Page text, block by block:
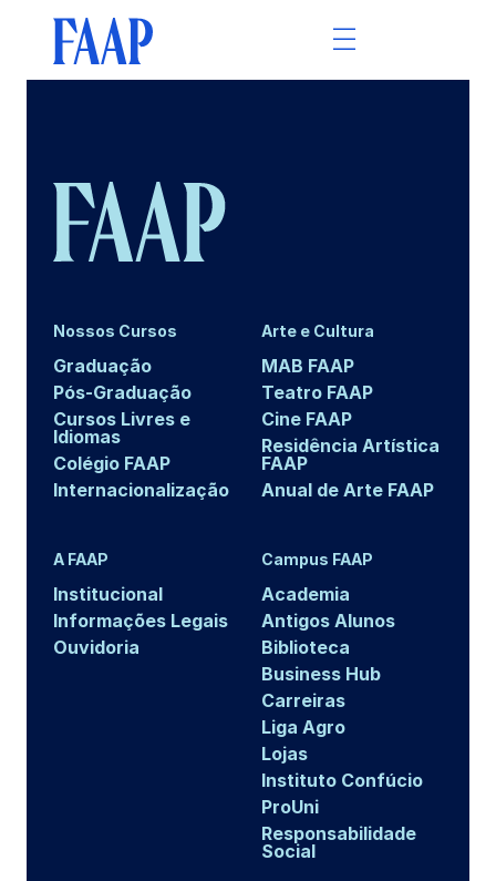
Nossos Cursos
Graduação
Pós-Graduação
Cursos Livres e
Idiomas
Colégio FAAP
Internacionalização
Arte e Cultura
MAB FAAP
Teatro FAAP
Cine FAAP
Residência Artística
FAAP
Anual de Arte FAAP
A FAAP
Institucional
Informações Legais
Ouvidoria
Campus FAAP
Academia
Antigos Alunos
Biblioteca
Business Hub
Carreiras
Liga Agro
Lojas
Instituto Confúcio
ProUni
Responsabilidade
Social